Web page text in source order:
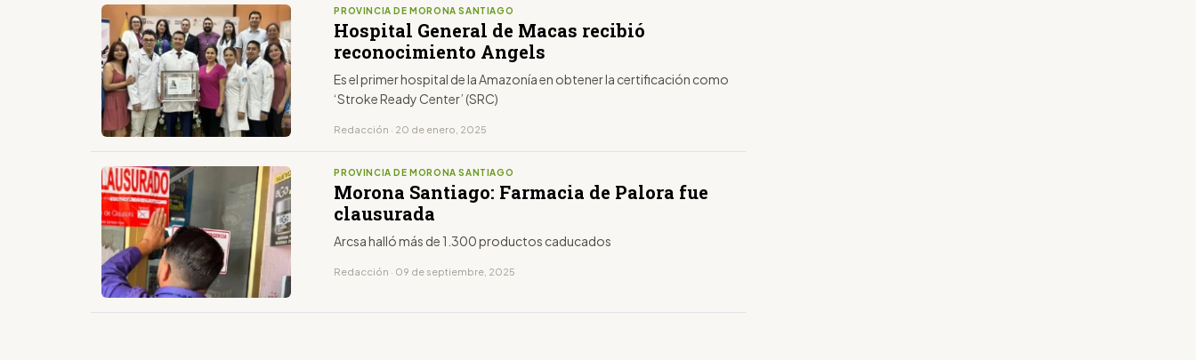
PROVINCIA DE MORONA SANTIAGO
Hospital General de Macas recibió
reconocimiento Angels
Es el primer hospital de la Amazonía en obtener la certificación como
‘Stroke Ready Center’ (SRC)
Redacción · 20 de enero, 2025
PROVINCIA DE MORONA SANTIAGO
Morona Santiago: Farmacia de Palora fue
clausurada
Arcsa halló más de 1.300 productos caducados
Redacción · 09 de septiembre, 2025